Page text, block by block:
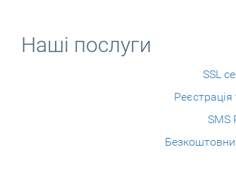
Наші послуги
SSL
SMS